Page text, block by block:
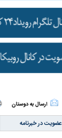
ارسال به دوستان
عضویت در خبرنامه